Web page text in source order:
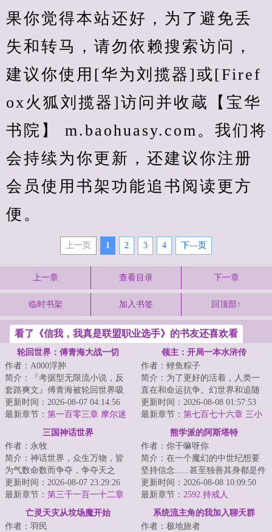
果你觉得本站还好，为了避免丢
失和转马，请勿依赖搜索访问，
建议你使用[华为刘揽器]或[Firef
ox火狐刘揽器]访问并收蔵【宝华
书院】 m.baohuasy.com。我们将
会持续为你更新，还建议你注册
会员使用书架功能追书阅读更方
便。
上一页 1 2 3 4 下—页
上一章 查看目录 下一章
临时书架 加入书签 回顶部↑
看了《信我，我真是联盟职业选手》的书友还喜欢看
轮回世界：傅青海大战一切
作者：A000浮肿
简介：『考据型无限流小说，反
套路爽文』傅青海被轮回世界吸
入了，当他目睹了异形大战食死
徒、绝地武士大...
更新时间：2026-08-07 04:14:56
最新章节： 第一百零三章 摩尔迷
领主：开局一本水浒传
作者：鲤鱼粽子
简介：为了更好的活着，人类一
直在和命运抗争。幻世界和追随
者的出现，人类进入了领主时
代。领主也就是职...
更新时间：2026-08-08 01:57:53
最新章节： 第七百七十六章 三小
将上阵赌斗
三国神话世界
作者：永牧
简介：神话世界，众生万物，皆
为气数命数而争夺，争夺天之
运，臣之运，道之运，争为人上
人，但求长生不死...
更新时间：2026-08-07 23:29:26
最新章节： 第三千一百一十二章
【碎命之箭】
熊学派的阿斯塔特
作者：你干嘛呀你
简介：在一个魔幻的中世纪想要
坚持信念......甚至独善其身都是件
难事。因为这里的平民并不淳
朴，他们愚昧...
更新时间：2026-08-08 10:09:50
最新章节： 2592.持戒人
亡灵天灾从坟场魔开始
作者：羽民
系统流主角的我加入聊天群
作者：极地旅者